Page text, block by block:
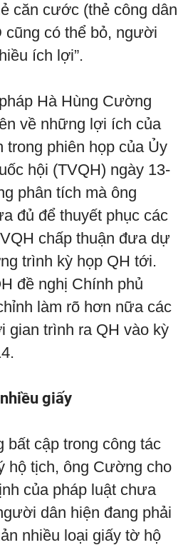
căn cước (thẻ công dân
cũng có thể bỏ, người
ích lợi”.
Hà Hùng Cường
về những lợi ích của
trong phiên họp của Ủy
hội (TVQH) ngày 13-
phân tích mà ông
đủ để thuyết phục các
chấp thuận đưa dự
trình kỳ họp QH tới.
đề nghị Chính phủ
làm rõ hơn nữa các
gian trình ra QH vào kỳ
giấy
cập trong công tác
hộ tịch, ông Cường cho
của pháp luật chưa
dân hiện đang phải
nhiều loại giấy tờ hộ